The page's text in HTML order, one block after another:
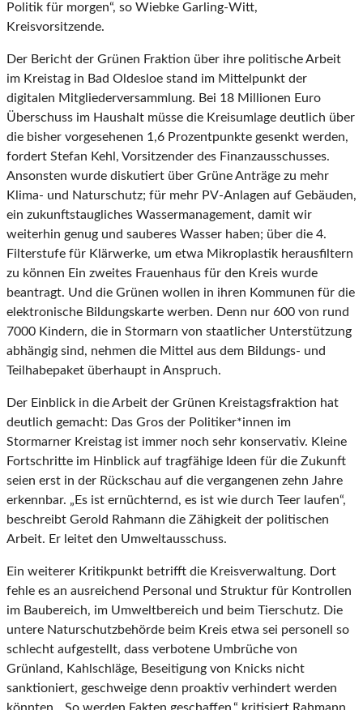
Politik für morgen“, so Wiebke Garling-Witt,
Kreisvorsitzende.
Der Bericht der Grünen Fraktion über ihre politische Arbeit
im Kreistag in Bad Oldesloe stand im Mittelpunkt der
digitalen Mitgliederversammlung. Bei 18 Millionen Euro
Überschuss im Haushalt müsse die Kreisumlage deutlich über
die bisher vorgesehenen 1,6 Prozentpunkte gesenkt werden,
fordert Stefan Kehl, Vorsitzender des Finanzausschusses.
Ansonsten wurde diskutiert über Grüne Anträge zu mehr
Klima- und Naturschutz; für mehr PV-Anlagen auf Gebäuden,
ein zukunftstaugliches Wassermanagement, damit wir
weiterhin genug und sauberes Wasser haben; über die 4.
Filterstufe für Klärwerke, um etwa Mikroplastik herausfiltern
zu können Ein zweites Frauenhaus für den Kreis wurde
beantragt. Und die Grünen wollen in ihren Kommunen für die
elektronische Bildungskarte werben. Denn nur 600 von rund
7000 Kindern, die in Stormarn von staatlicher Unterstützung
abhängig sind, nehmen die Mittel aus dem Bildungs- und
Teilhabepaket überhaupt in Anspruch.
Der Einblick in die Arbeit der Grünen Kreistagsfraktion hat
deutlich gemacht: Das Gros der Politiker*innen im
Stormarner Kreistag ist immer noch sehr konservativ. Kleine
Fortschritte im Hinblick auf tragfähige Ideen für die Zukunft
seien erst in der Rückschau auf die vergangenen zehn Jahre
erkennbar. „Es ist ernüchternd, es ist wie durch Teer laufen“,
beschreibt Gerold Rahmann die Zähigkeit der politischen
Arbeit. Er leitet den Umweltausschuss.
Ein weiterer Kritikpunkt betrifft die Kreisverwaltung. Dort
fehle es an ausreichend Personal und Struktur für Kontrollen
im Baubereich, im Umweltbereich und beim Tierschutz. Die
untere Naturschutzbehörde beim Kreis etwa sei personell so
schlecht aufgestellt, dass verbotene Umbrüche von
Grünland, Kahlschläge, Beseitigung von Knicks nicht
sanktioniert, geschweige denn proaktiv verhindert werden